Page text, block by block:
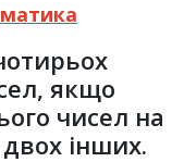
якщо
чисел на
інших.